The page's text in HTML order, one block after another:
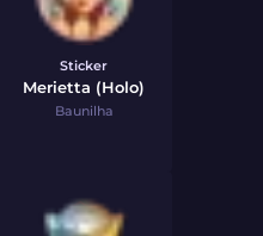
Sticker
Merietta (Holo)
Baunilha